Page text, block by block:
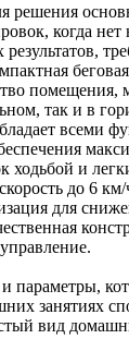
решения
когда нет
помещения,
так и в
всеми
ходьбой и
до 6
для
параметры,
занятиях
вид